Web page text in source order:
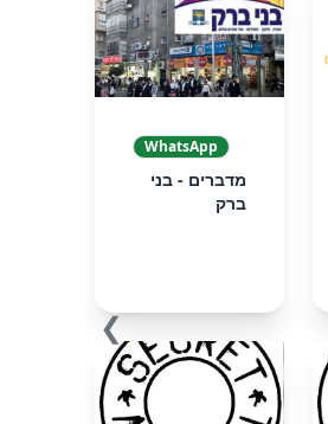
WhatsApp
מדברים - בני
ברק
❯